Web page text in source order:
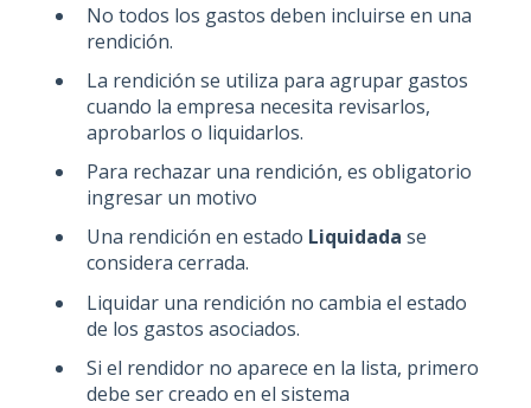
No todos los gastos deben incluirse en una
rendición.
La rendición se utiliza para agrupar gastos
cuando la empresa necesita revisarlos,
aprobarlos o liquidarlos.
Para rechazar una rendición, es obligatorio
ingresar un motivo
Una rendición en estado Liquidada se
considera cerrada.
Liquidar una rendición no cambia el estado
de los gastos asociados.
Si el rendidor no aparece en la lista, primero
debe ser creado en el sistema